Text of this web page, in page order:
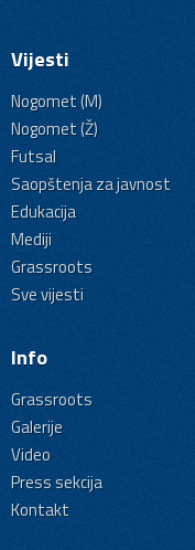
Vijesti
Nogomet (M)
Nogomet (Ž)
Futsal
Saopštenja za javnost
Edukacija
Mediji
Grassroots
Sve vijesti
Info
Grassroots
Galerije
Video
Press sekcija
Kontakt